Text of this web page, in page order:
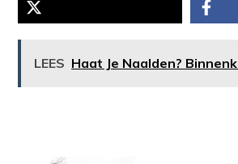
LEES Haat Je Naalden?